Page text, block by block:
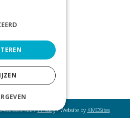
/Privacy/ Website by KMOSites